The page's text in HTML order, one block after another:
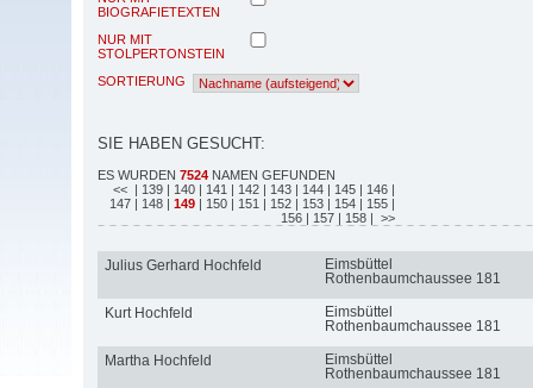
BIOGRAFIETEXTEN
NUR MIT
STOLPERTONSTEIN
SORTIERUNG
SIE HABEN GESUCHT:
ES WURDEN 7524 NAMEN GEFUNDEN
<< | 139 | 140 | 141 | 142 | 143 | 144 | 145 | 146 |
147 | 148 | 149 | 150 | 151 | 152 | 153 | 154 | 155 |
156 | 157 | 158 | >>
Julius Gerhard Hochfeld
Eimsbüttel
Rothenbaumchaussee 181
Kurt Hochfeld
Eimsbüttel
Rothenbaumchaussee 181
Martha Hochfeld
Eimsbüttel
Rothenbaumchaussee 181